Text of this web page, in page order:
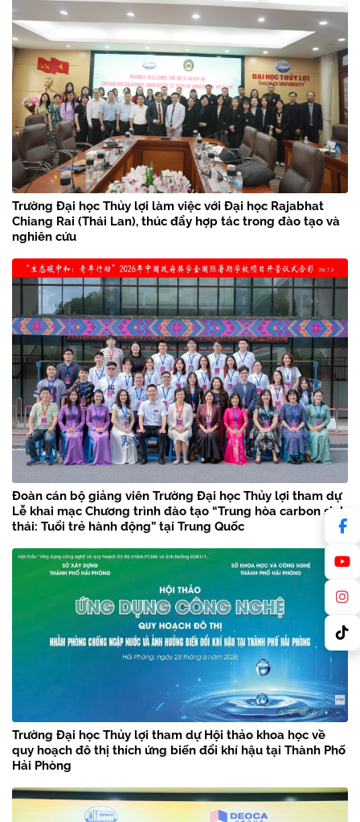
Trường Đại học Thủy lợi làm việc với Đại học Rajabhat
Chiang Rai (Thái Lan), thúc đẩy hợp tác trong đào tạo và
nghiên cứu
Đoàn cán bộ giảng viên Trường Đại học Thủy lợi tham dự
Lễ khai mạc Chương trình đào tạo “Trung hòa carbon sinh
thái: Tuổi trẻ hành động” tại Trung Quốc
Trường Đại học Thủy lợi tham dự Hội thảo khoa học về
quy hoạch đô thị thích ứng biến đổi khí hậu tại Thành Phố
Hải Phòng